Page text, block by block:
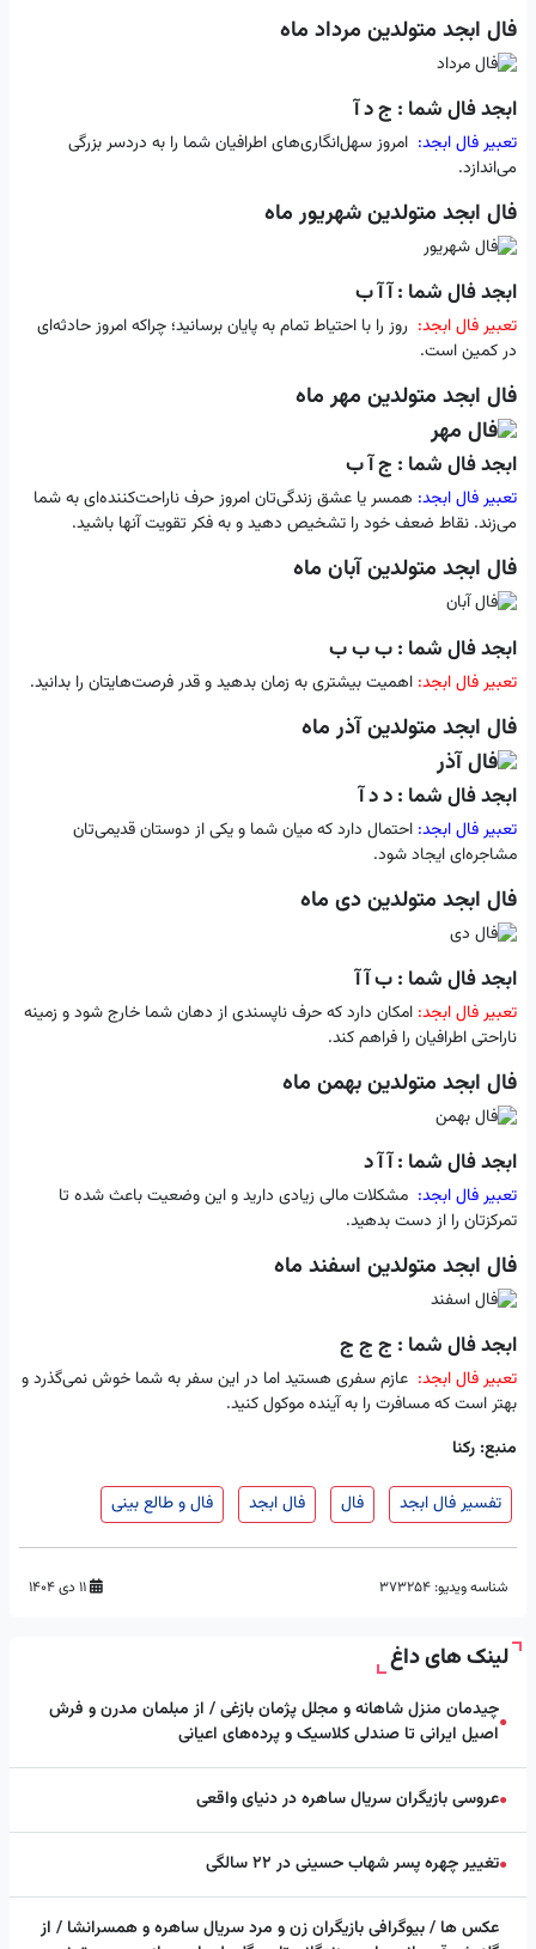
فال ابجد متولدین مرداد ماه
ابجد فال شما : ج د آ
تعبیر فال ابجد: امروز سهل‌انگاری‌های اطرافیان شما را به دردسر بزرگی
می‌اندازد.
فال ابجد متولدین شهریور ماه
ابجد فال شما : آ آ ب
تعبیر فال ابجد: روز را با احتیاط تمام به پایان برسانید؛ چراکه امروز حادثه‌ای
در کمین است.
فال ابجد متولدین مهر ماه
ابجد فال شما : ج آ ب
تعبیر فال ابجد: همسر یا عشق‌ زندگی‌تان امروز حرف ناراحت‌کننده‌ای به شما
می‌زند. نقاط ضعف خود را تشخیص دهید و به فکر تقویت آنها باشید.
فال ابجد متولدین آبان ماه
ابجد فال شما : ب ب ب
تعبیر فال ابجد: اهمیت بیشتری به زمان بدهید و قدر فرصت‌هایتان را بدانید.
فال ابجد متولدین آذر ماه
ابجد فال شما : د د آ
تعبیر فال ابجد: احتمال دارد که میان شما و یکی از دوستان قدیمی‌تان
مشاجره‌ای ایجاد شود.
فال ابجد متولدین دی ماه
ابجد فال شما : ب آ آ
تعبیر فال ابجد: امکان دارد که حرف ناپسندی از دهان شما خارج شود و زمینه
ناراحتی اطرافیان را فراهم کند.
فال ابجد متولدین بهمن ماه
ابجد فال شما : آ آ د
تعبیر فال ابجد: مشکلات مالی زیادی دارید و این وضعیت باعث شده تا
تمرکزتان را از دست بدهید.
فال ابجد متولدین اسفند ماه
ابجد فال شما : ج ج ج
تعبیر فال ابجد: عازم سفری هستید اما در این سفر به شما خوش نمی‌گذرد و
بهتر است که مسافرت را به آینده موکول کنید.
منبع: رکنا
تفسیر فال ابجد فال فال ابجد فال و طالع بینی
شناسه ویدیو:
لینک های داغ
●چیدمان منزل شاهانه و مجلل پژمان بازغی / از مبلمان مدرن و فرش
اصیل ایرانی تا صندلی کلاسیک و پرده‌های اعیانی
●عروسی بازیگران سریال ساهره در دنیای واقعی
●تغییر چهره پسر شهاب حسینی در ۲۲ سالگی
عکس ها / بیوگرافی بازیگران زن و مرد سریال ساهره و همسرانشا / از